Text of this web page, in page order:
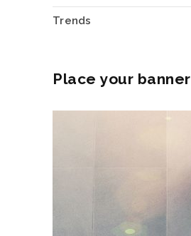
Trends
Place your banner